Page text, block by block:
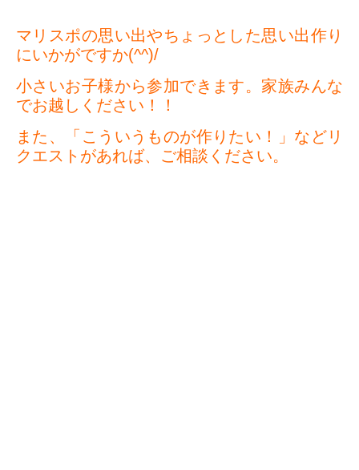
マリスポの思い出やちょっとした思い出作り
にいかがですか(^^)/
小さいお子様から参加できます。家族みんな
でお越しください！！
また、「こういうものが作りたい！」などリ
クエストがあれば、ご相談ください。